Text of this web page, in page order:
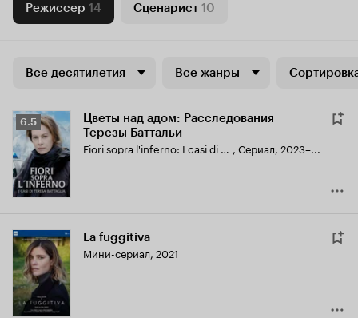
Режиссер 14 Сценарист 10
Все десятилетия Все жанры
Рейтинг
Кинопоиска
6.5
6.5
Цветы над адом: Расследования
Терезы Баттальи
Fiori sopra l'inferno: I casi di Teresa Battaglia , Сериал, 2023–...
La fuggitiva
Мини-сериал, 2021